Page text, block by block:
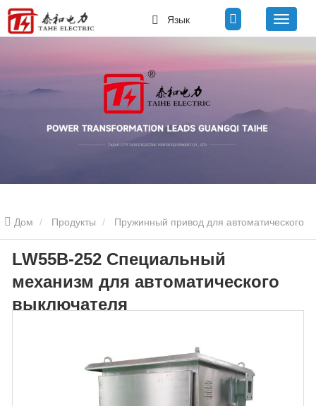
Язык
Дом Продукты Пружинный привод для автоматического
выключателя Механизм выключателя плитки 110–252 кВ
LW55B-252 Специальный механизм для автоматического
LW55B-252 Специальный
механизм для автоматического
выключателя